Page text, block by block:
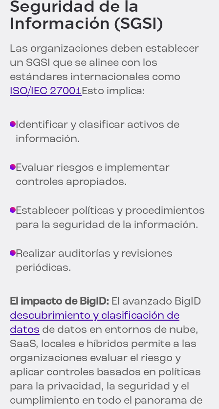
Seguridad de la
Información (SGSI)
Las organizaciones deben establecer
un SGSI que se alinee con los
estándares internacionales como
ISO/IEC 27001Esto implica:
Identificar y clasificar activos de
información.
Evaluar riesgos e implementar
controles apropiados.
Establecer políticas y procedimientos
para la seguridad de la información.
Realizar auditorías y revisiones
periódicas.
El impacto de BigID: El avanzado BigID
descubrimiento y clasificación de
datos de datos en entornos de nube,
SaaS, locales e híbridos permite a las
organizaciones evaluar el riesgo y
aplicar controles basados en políticas
para la privacidad, la seguridad y el
cumplimiento en todo el panorama de